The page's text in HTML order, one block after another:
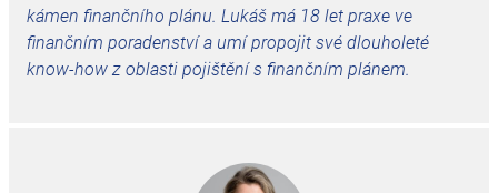
kámen finančního plánu. Lukáš má 18 let praxe ve
finančním poradenství a umí propojit své dlouholeté
know-how z oblasti pojištění s finančním plánem.